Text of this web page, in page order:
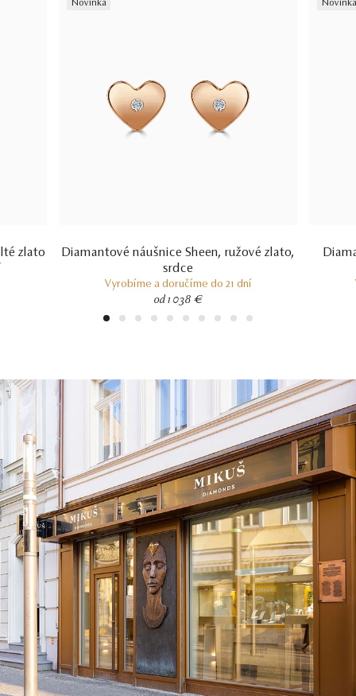
zlato
Novinka
Diamantové náušnice Sheen, ružové zlato,
srdce
Vyrobíme a doručíme do 21 dní
od 1 038 €
Novinka
1 2 3 4 5 6 7 8 9 10